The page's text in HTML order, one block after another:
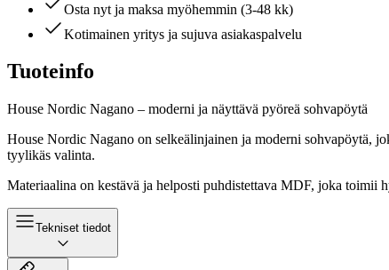
Osta nyt ja maksa myöhemmin (3-48 kk)
Kotimainen yritys ja sujuva asiakaspalvelu
Tuoteinfo
House Nordic Nagano – moderni ja näyttävä pyöreä sohvapöytä
House Nordic Nagano on selkeälinjainen ja moderni sohvapöytä,
tyylikäs valinta.
Materiaalina on kestävä ja helposti puhdistettava MDF, joka toimii
Tekniset tiedot